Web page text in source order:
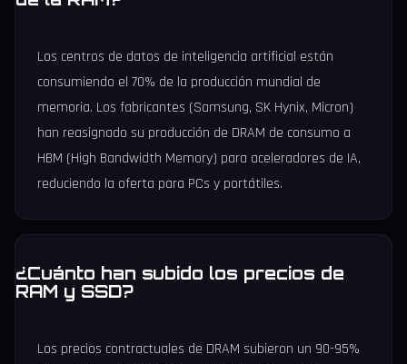
Los centros de datos de inteligencia artificial están
consumiendo el 70% de la producción mundial de
memoria. Los fabricantes (Samsung, SK Hynix, Micron)
han reasignado su producción de DRAM de consumo a
HBM (High Bandwidth Memory) para aceleradores de IA,
reduciendo la oferta para PCs y portátiles.
¿Cuánto han subido los precios de
RAM y SSD?
Los precios contractuales de DRAM subieron un 90-95%